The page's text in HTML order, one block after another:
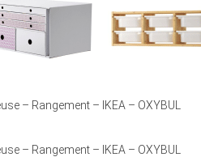
– Rangement – IKEA – OXYBUL
– Rangement – IKEA – OXYBUL